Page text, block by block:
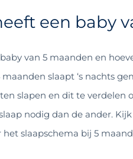
een baby
van 5 maanden en
slaapt ‘s nachts
slapen en dit te
nodig dan de ander.
slaapschema bij 5